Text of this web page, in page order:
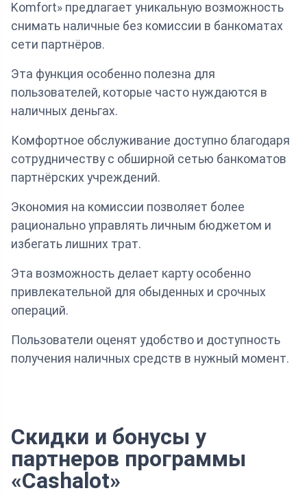
Komfort» предлагает уникальную возможность
снимать наличные без комиссии в банкоматах
сети партнёров.
Эта функция особенно полезна для
пользователей, которые часто нуждаются в
наличных деньгах.
Комфортное обслуживание доступно благодаря
сотрудничеству с обширной сетью банкоматов
партнёрских учреждений.
Экономия на комиссии позволяет более
рационально управлять личным бюджетом и
избегать лишних трат.
Эта возможность делает карту особенно
привлекательной для обыденных и срочных
операций.
Пользователи оценят удобство и доступность
получения наличных средств в нужный момент.
Скидки и бонусы у
партнеров программы
«Cashalot»